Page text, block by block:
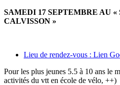
SAMEDI 17 SEPTEMBRE AU
CALVISSON »
Lieu de rendez-vous : Lien
Pour les plus jeunes 5.5 à 10 ans le
activités du vtt en école de vélo, ++)